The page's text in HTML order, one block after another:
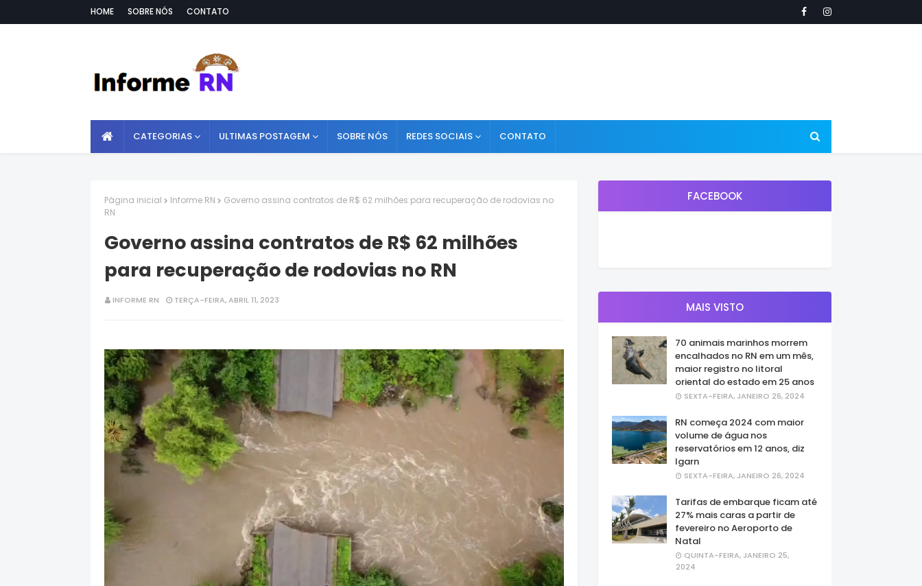
HOME SOBRE NÓS CONTATO
CATEGORIAS ULTIMAS POSTAGEM SOBRE NÓS REDES SOCIAIS CONTATO
Página inicial Informe RN
Governo assina contratos de R$ 62 milhões para recuperação de rodovias no
RN
Governo assina contratos de R$ 62 milhões
para recuperação de rodovias no RN
INFORME RN TERÇA-FEIRA, ABRIL 11, 2023
FACEBOOK
MAIS VISTO
70 animais marinhos morrem
encalhados no RN em um mês,
maior registro no litoral
oriental do estado em 25 anos
SEXTA-FEIRA, JANEIRO 26, 2024
RN começa 2024 com maior
volume de água nos
reservatórios em 12 anos, diz
Igarn
SEXTA-FEIRA, JANEIRO 26, 2024
Tarifas de embarque ficam até
27% mais caras a partir de
fevereiro no Aeroporto de
Natal
QUINTA-FEIRA, JANEIRO 25,
2024